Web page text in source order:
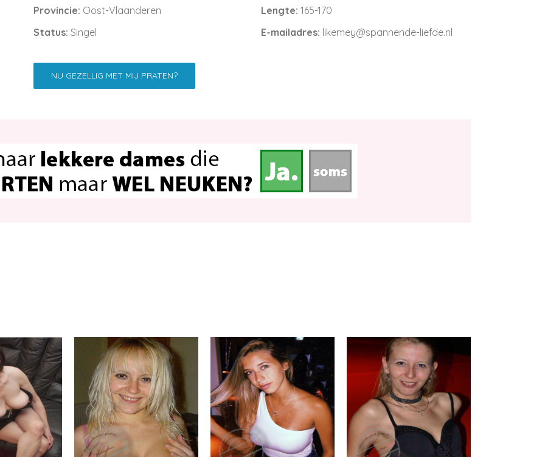
Provincie: Oost-Vlaanderen
Status: Singel
Lengte: 165-170
E-mailadres: likemey@spannende-liefde.nl
NU GEZELLIG MET MIJ PRATEN?
Saska Loevie